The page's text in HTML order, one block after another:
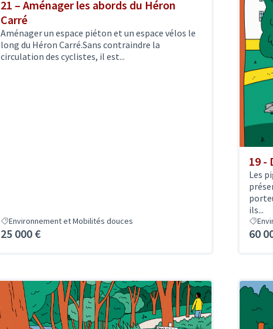
21 – Aménager les abords du Héron
Carré
Aménager un espace piéton et un espace vélos le
long du Héron Carré.Sans contraindre la
circulation des cyclistes, il est...
Environnement et Mobilités douces
25 000 €
19 -
Les
ils...
60